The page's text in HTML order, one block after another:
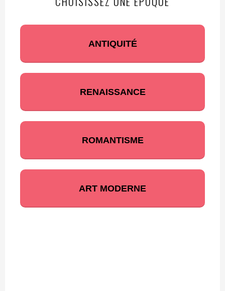
ANTIQUITÉ
RENAISSANCE
ROMANTISME
ART MODERNE